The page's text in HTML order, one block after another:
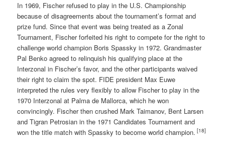
In 1969, Fischer refused to play in the U.S. Championship
because of disagreements about the tournament’s format and
prize fund. Since that event was being treated as a Zonal
Tournament, Fischer forfeited his right to compete for the right to
challenge world champion Boris Spassky in 1972. Grandmaster
Pal Benko agreed to relinquish his qualifying place at the
Interzonal in Fischer’s favor, and the other participants waived
their right to claim the spot. FIDE president Max Euwe
interpreted the rules very flexibly to allow Fischer to play in the
1970 Interzonal at Palma de Mallorca, which he won
convincingly. Fischer then crushed Mark Taimanov, Bent Larsen
and Tigran Petrosian in the 1971 Candidates Tournament and
won the title match with Spassky to become world champion. [18]